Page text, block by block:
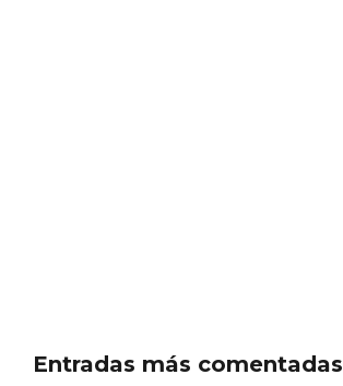
Entradas más comentadas